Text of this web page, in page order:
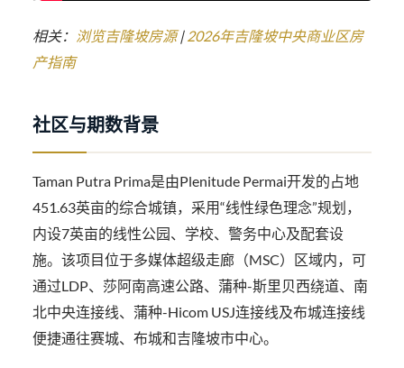
相关： 浏览吉隆坡房源|2026年吉隆坡中央商业区房
产指南
社区与期数背景
Taman Putra Prima是由Plenitude Permai开发的占地
451.63英亩的综合城镇，采用“线性绿色理念”规划，
内设7英亩的线性公园、学校、警务中心及配套设
施。该项目位于多媒体超级走廊（MSC）区域内，可
通过LDP、莎阿南高速公路、蒲种-斯里贝西绕道、南
北中央连接线、蒲种-Hicom USJ连接线及布城连接线
便捷通往赛城、布城和吉隆坡市中心。